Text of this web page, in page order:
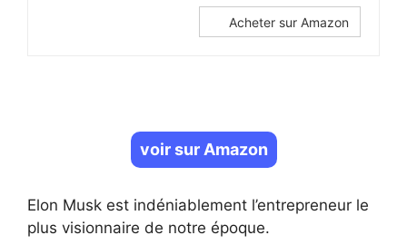
Acheter sur Amazon
voir sur Amazon
Elon Musk est indéniablement l’entrepreneur le
plus visionnaire de notre époque.